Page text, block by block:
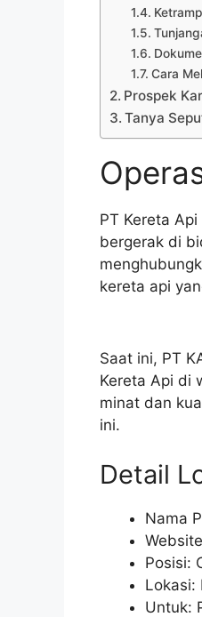
Cara
Prospek
Tanya
PT Kereta
bergerak di
kereta api
Saat ini, PT
Kereta Api di
minat dan
ini.
Detail
Nama
Posisi:
Lokasi:
Untuk: